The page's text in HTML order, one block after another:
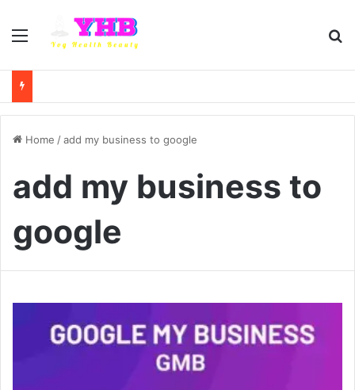
Menu
Home /add my business to google
add my business to
google